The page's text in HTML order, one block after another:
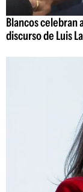
Blancos
discurso de Luis